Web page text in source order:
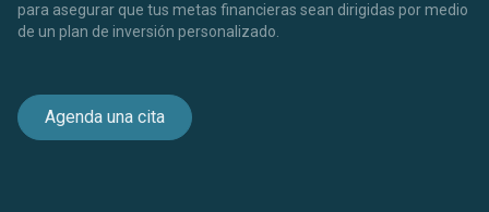
para asegurar que tus metas financieras sean dirigidas por medio
de un plan de inversión personalizado.
Agenda una cita